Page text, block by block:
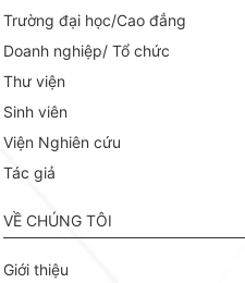
Trường đại học/Cao đẳng
Doanh nghiệp/ Tổ chức
Thư viện
Sinh viên
Viện Nghiên cứu
Tác giả
VỀ CHÚNG TÔI
Giới thiệu